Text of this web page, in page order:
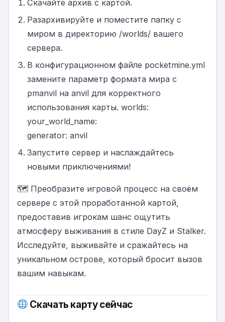
Скачайте архив с картой.
Разархивируйте и поместите папку с
миром в директорию /worlds/ вашего
сервера.
В конфигурационном файле pocketmine.yml
замените параметр формата мира с
pmanvil на anvil для корректного
использования карты. worlds:
your_world_name:
generator: anvil
Запустите сервер и наслаждайтесь
новыми приключениями!
🗺 Преобразите игровой процесс на своём
сервере с этой проработанной картой,
предоставив игрокам шанс ощутить
атмосферу выживания в стиле DayZ и Stalker.
Исследуйте, выживайте и сражайтесь на
уникальном острове, который бросит вызов
вашим навыкам.
Скачать карту сейчас